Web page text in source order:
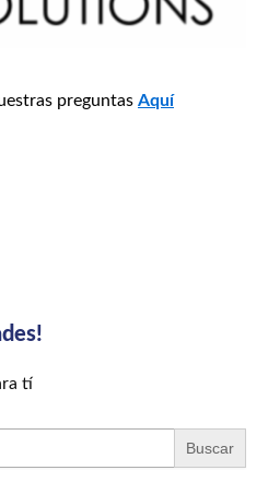
preguntas Aquí
tí